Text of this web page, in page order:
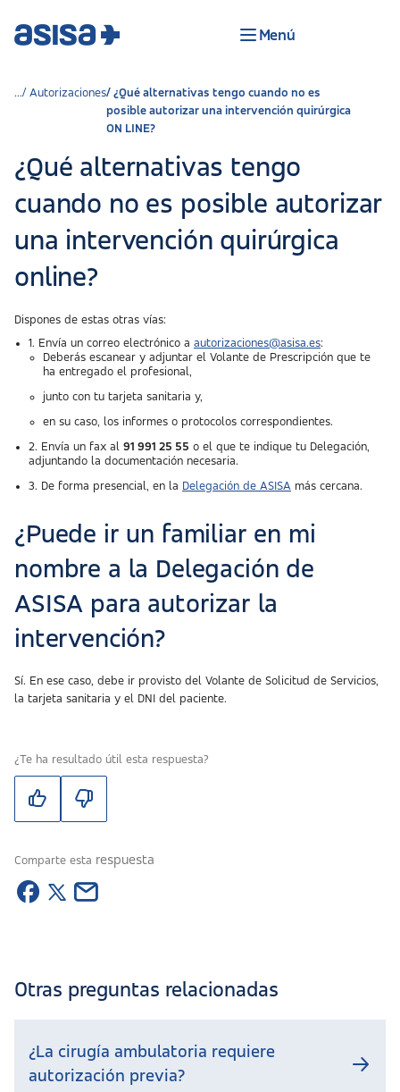
Menú
Autorizaciones ¿Qué alternativas tengo cuando no es
posible autorizar una intervención quirúrgica
ON LINE?
¿Qué alternativas tengo
cuando no es posible autorizar
una intervención quirúrgica
online?
Dispones de estas otras vías:
1. Envía un correo electrónico a autorizaciones@asisa.es:
Deberás escanear y adjuntar el Volante de Prescripción que te
ha entregado el profesional,
junto con tu tarjeta sanitaria y,
en su caso, los informes o protocolos correspondientes.
2. Envía un fax al 91 991 25 55 o el que te indique tu Delegación,
adjuntando la documentación necesaria.
3. De forma presencial, en la Delegación de ASISA más cercana.
¿Puede ir un familiar en mi
nombre a la Delegación de
ASISA para autorizar la
intervención?
Sí. En ese caso, debe ir provisto del Volante de Solicitud de Servicios,
la tarjeta sanitaria y el DNI del paciente.
¿Te ha resultado útil esta respuesta?
Comparte esta respuesta
Otras preguntas relacionadas
¿La cirugía ambulatoria requiere
autorización previa?